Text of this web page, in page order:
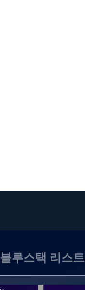
블루스택 리스트